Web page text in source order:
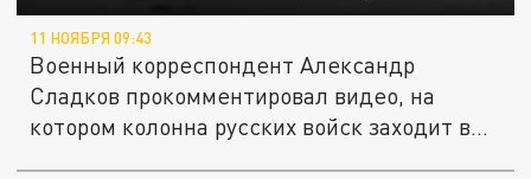
11 НОЯБРЯ 09:43
Военный корреспондент Александр
Сладков прокомментировал видео, на
котором колонна русских войск заходит в...